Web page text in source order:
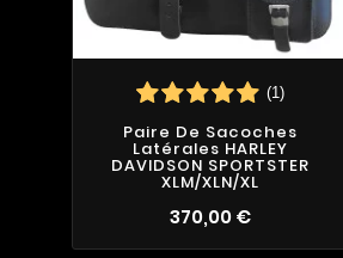
(1)
Paire De Sacoches
Latérales HARLEY
DAVIDSON SPORTSTER
XLM/XLN/XL
370,00 €